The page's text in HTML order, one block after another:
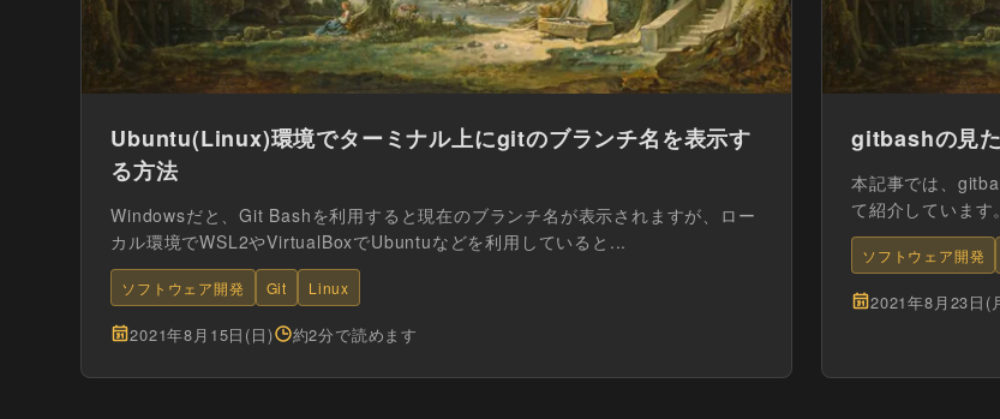
Ubuntu(Linux)環境でターミナル上にgitのブランチ名を表示す
る方法
Windowsだと、Git Bashを利用すると現在のブランチ名が表示されますが、ロー
カル環境でWSL2やVirtualBoxでUbuntuなどを利用していると...
ソフトウェア開発 Git Linux
2021年8月15日(日) 約2分で読めます
gitbashの見
本記事では、
て紹介しています。
ソフトウェア開発
2021年8月23日(